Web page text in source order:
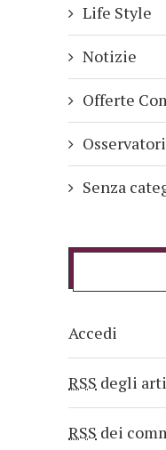
Life Style
Notizie
Offerte
Senza
Accedi
RSS degli
RSS dei